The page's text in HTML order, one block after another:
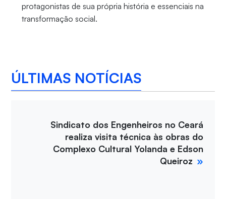
protagonistas de sua própria história e essenciais na
transformação social.
ÚLTIMAS NOTÍCIAS
Sindicato dos Engenheiros no Ceará
realiza visita técnica às obras do
Complexo Cultural Yolanda e Edson
Queiroz